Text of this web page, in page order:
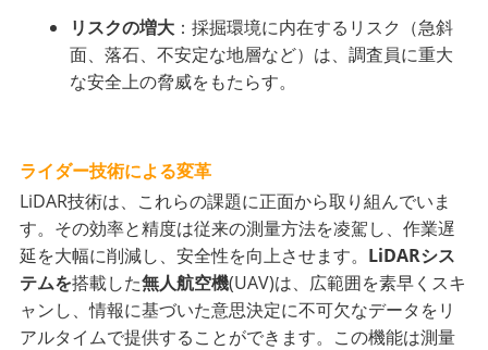
リスクの増大 ：採掘環境に内在するリスク（急斜
面、落石、不安定な地層など）は、調査員に重大
な安全上の脅威をもたらす。
ライダー技術による変革
LiDAR技術は、これらの課題に正面から取り組んでいま
す。その効率と精度は従来の測量方法を凌駕し、作業遅
延を大幅に削減し、安全性を向上させます。 LiDARシス
テムを搭載した無人航空機(UAV)は、広範囲を素早くスキ
ャンし、情報に基づいた意思決定に不可欠なデータをリ
アルタイムで提供することができます。この機能は測量